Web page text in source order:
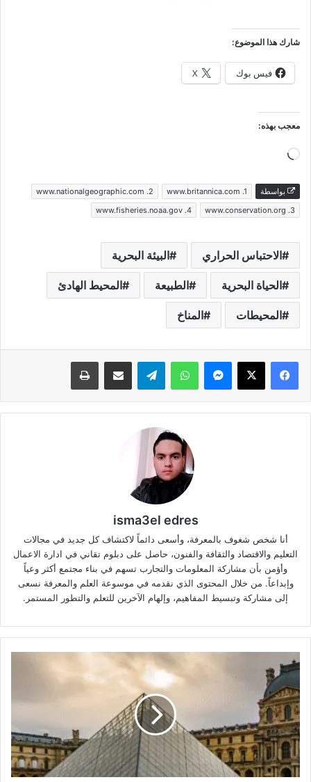
شارك هذا الموضوع:
فيس بوك X
معجب بهذه:
جاري
التحميل…
بواسطة www.britannica.com .1
www.nationalgeographic.com .2
www.conservation.org .3
www.fisheries.noaa.gov .4
الاحتباس الحراري البيئة البحرية
الحياة البحرية الطبيعة المحيط الهادئ
المحيطات المناخ
فيسبوك ‫X ماسنجر واتساب تيلقرام مشاركة عبر البريد طباعة
isma3el edres
أنا شخص شغوف بالمعرفة، وأسعى دائماً لاكتشاف كل جديد في مجالات
التعليم والاقتصاد والثقافة والفنون، حاصل على دبلوم تقاني في ادارة الاعمال
وأؤمن بأن مشاركة المعلومات والتجارب تسهم في بناء مجتمع أكثر وعياً
وإبداعاً. من خلال المحتوى الذي نقدمه في موسوعة العلم والمعرفة نسعى
إلى مشاركة وتبسيط المفاهيم، وإلهام الآخرين للتعلم والتطور المستمر.
متحف
اللوفر:
صرح
الفن
والتاريخ
في
قلب
باريس